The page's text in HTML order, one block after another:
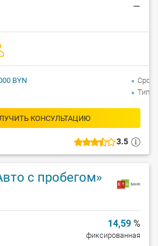
3.5
—
КОНСУЛЬТАЦИЮ
BYN
Срок
Тип
с пробегом»
14,59 %
фиксированная